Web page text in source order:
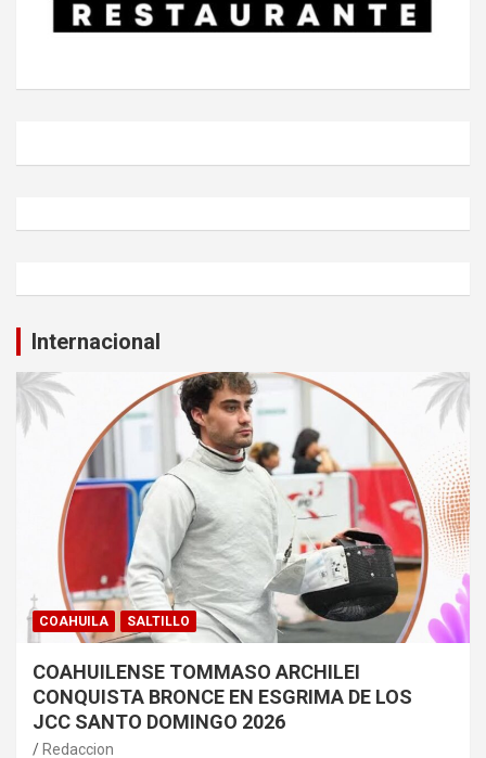
Internacional
COAHUILA SALTILLO
COAHUILENSE TOMMASO ARCHILEI
CONQUISTA BRONCE EN ESGRIMA DE LOS
JCC SANTO DOMINGO 2026
Redaccion